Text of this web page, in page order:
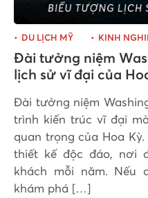
DU LỊCH MỸ KINH
Đài tưởng niệm
lịch sử vĩ đại của
Đài tưởng niệm
trình kiến trúc vĩ đại
quan trọng của Hoa
thiết kế độc đáo, nơi
khách mỗi năm. Nếu
khám phá […]